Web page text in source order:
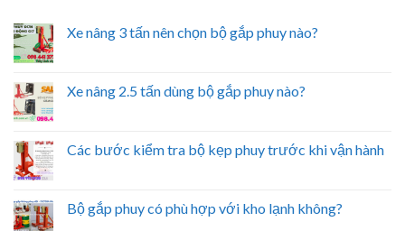
Xe nâng 3 tấn nên chọn bộ gắp phuy nào?
Xe nâng 2.5 tấn dùng bộ gắp phuy nào?
Các bước kiểm tra bộ kẹp phuy trước khi vận hành
Bộ gắp phuy có phù hợp với kho lạnh không?